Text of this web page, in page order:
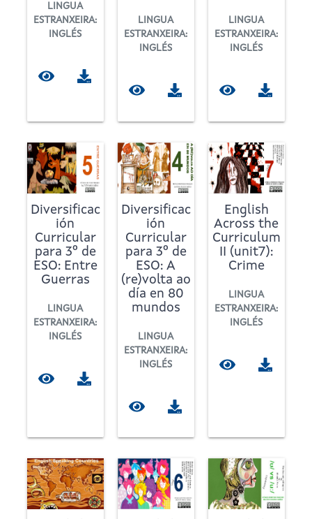
LINGUA
ESTRANXEIRA:
INGLÉS
LINGUA
ESTRANXEIRA:
INGLÉS
LINGUA
ESTRANXEIRA:
INGLÉS
Diversificac
ión
Curricular
para 3º de
ESO: Entre
Guerras
LINGUA
ESTRANXEIRA:
INGLÉS
Diversificac
ión
Curricular
para 3º de
ESO: A
(re)volta ao
día en 80
mundos
LINGUA
ESTRANXEIRA:
INGLÉS
English
Across the
Curriculum
II (unit7):
Crime
LINGUA
ESTRANXEIRA:
INGLÉS